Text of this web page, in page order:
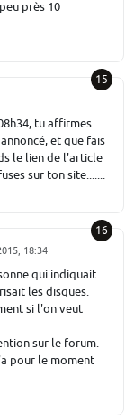
près 10
15
tu affirmes
et que fais
le lien de l'article
sur ton site.......
16
18:34
qui indiquait
les disques.
si l'on veut
sur le forum.
pour le moment